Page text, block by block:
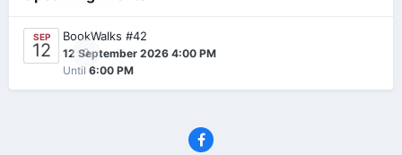
SEP
12 0
BookWalks #42
12 September 2026 4:00 PM
Until 6:00 PM